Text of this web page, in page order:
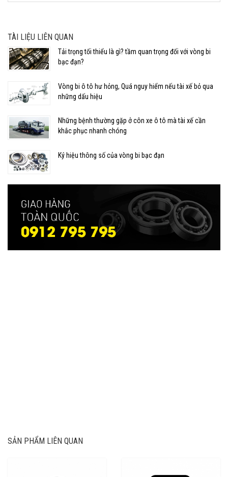
TÀI LIỆU LIÊN QUAN
Tải trọng tối thiểu là gì? tầm quan trọng đối với vòng bi
bạc đạn?
Vòng bi ô tô hư hỏng, Quá nguy hiểm nếu tài xế bỏ qua
những dấu hiệu
Những bệnh thường gặp ở côn xe ô tô mà tài xế cần
khắc phục nhanh chóng
Ký hiệu thông số của vòng bi bạc đạn
SẢN PHẨM LIÊN QUAN